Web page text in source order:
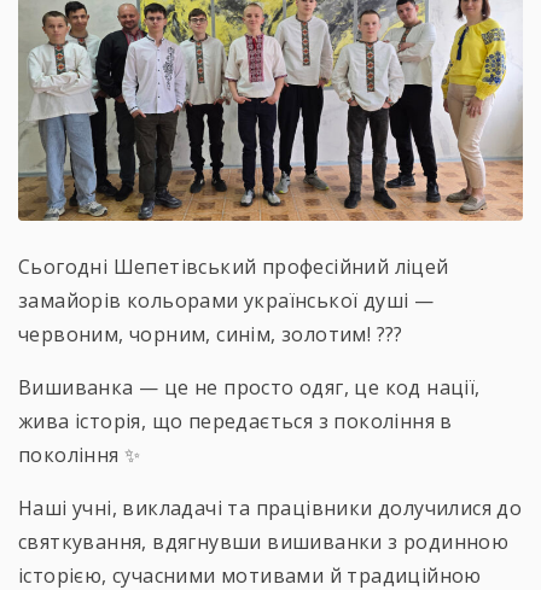
Сьогодні Шепетівський професійний ліцей
замайорів кольорами української душі —
червоним, чорним, синім, золотим! ???
Вишиванка — це не просто одяг, це код нації,
жива історія, що передається з покоління в
покоління ✨
Наші учні, викладачі та працівники долучилися до
святкування, вдягнувши вишиванки з родинною
історією, сучасними мотивами й традиційною